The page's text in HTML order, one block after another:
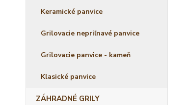
Keramické panvice
Grilovacie nepriľnavé panvice
Grilovacie panvice - kameň
Klasické panvice
ZÁHRADNÉ GRILY